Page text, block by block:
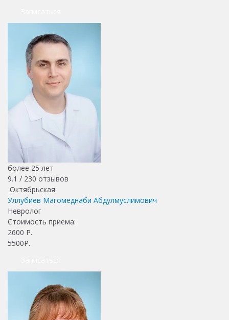
более 25 лет
9.1 / 230 отзывов
Октябрьская
Уллубиев Магомеднаби Абдулмуслимович
Невролог
Стоимость приема:
2600 Р.
5500Р.